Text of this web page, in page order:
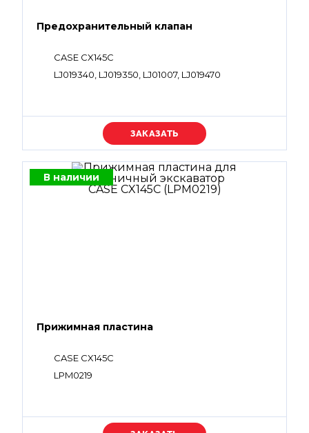
Предохранительный клапан
CASE CX145C
LJ019340, LJ019350, LJ01007, LJ019470
Уточняйте цену
В наличии
Прижимная пластина
CASE CX145C
LPM0219